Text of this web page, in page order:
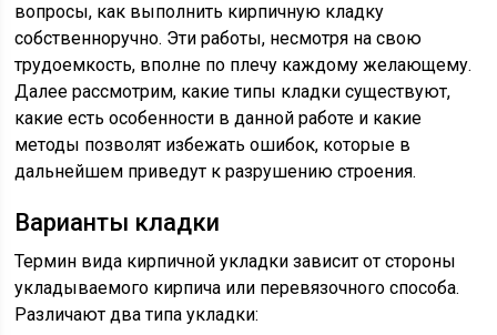
вопросы, как выполнить кирпичную кладку
собственноручно. Эти работы, несмотря на свою
трудоемкость, вполне по плечу каждому желающему.
Далее рассмотрим, какие типы кладки существуют,
какие есть особенности в данной работе и какие
методы позволят избежать ошибок, которые в
дальнейшем приведут к разрушению строения.
Варианты кладки
Термин вида кирпичной укладки зависит от стороны
укладываемого кирпича или перевязочногоспособа.
Различают два типа укладки: